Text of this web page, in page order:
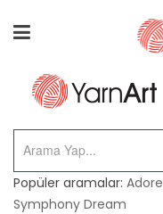
Popüler aramalar: Adore
Symphony Dream